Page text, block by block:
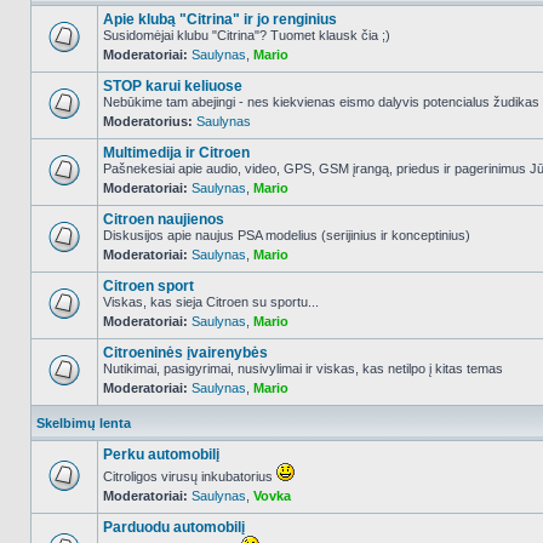
NO_UNREAD_POSTS
Apie klubą "Citrina" ir jo renginius
Susidomėjai klubu "Citrina"? Tuomet klausk čia ;)
Moderatoriai: Saulynas Mario
NO_UNREAD_POSTS
STOP karui keliuose
Nebūkime tam abejingi - nes kiekvienas eismo dalyvis potencialus žudikas
Moderatorius: Saulynas
NO_UNREAD_POSTS
Multimedija ir Citroen
Pašnekesiai apie audio, video, GPS, GSM įrangą, priedus ir pagerinimus
Moderatoriai: Saulynas Mario
NO_UNREAD_POSTS
Citroen naujienos
Diskusijos apie naujus PSA modelius (serijinius ir konceptinius)
Moderatoriai: Saulynas Mario
NO_UNREAD_POSTS
Citroen sport
Viskas, kas sieja Citroen su sportu...
Moderatoriai: Saulynas Mario
NO_UNREAD_POSTS
Citroeninės įvairenybės
Nutikimai, pasigyrimai, nusivylimai ir viskas, kas netilpo į kitas temas
Moderatoriai: Saulynas Mario
Skelbimų lenta
NO_UNREAD_POSTS
Perku automobilį
Citroligos virusų inkubatorius
Moderatoriai: Saulynas Vovka
Parduodu automobilį